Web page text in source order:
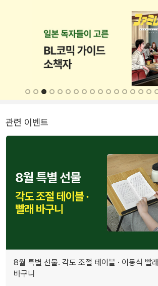
관련 이벤트
8월 특별 선물. 각도 조절 테이블 · 이동식 빨래
바구니